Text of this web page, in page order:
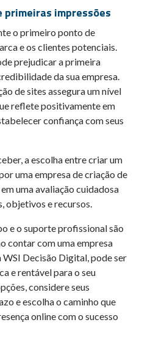
impressões
o primeiro ponto de
e os clientes potenciais.
prejudicar a primeira
da sua empresa.
de sites assegura um nível
reflete positivamente em
confiança com seus
a escolha entre criar um
uma empresa de criação de
uma avaliação cuidadosa
objetivos e recursos.
e o suporte profissional são
contar com uma empresa
WSI Decisão Digital, pode ser
e rentável para o seu
considere seus
e escolha o caminho que
online com o sucesso